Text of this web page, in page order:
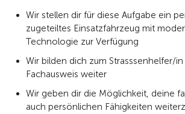
Wir stellen dir für diese Aufgabe ein
zugeteiltes Einsatzfahrzeug mit
Technologie zur Verfügung
Wir bilden dich zum Strasssenhelfer/
Fachausweis weiter
Wir geben dir die Möglichkeit, deine
auch persönlichen Fähigkeiten